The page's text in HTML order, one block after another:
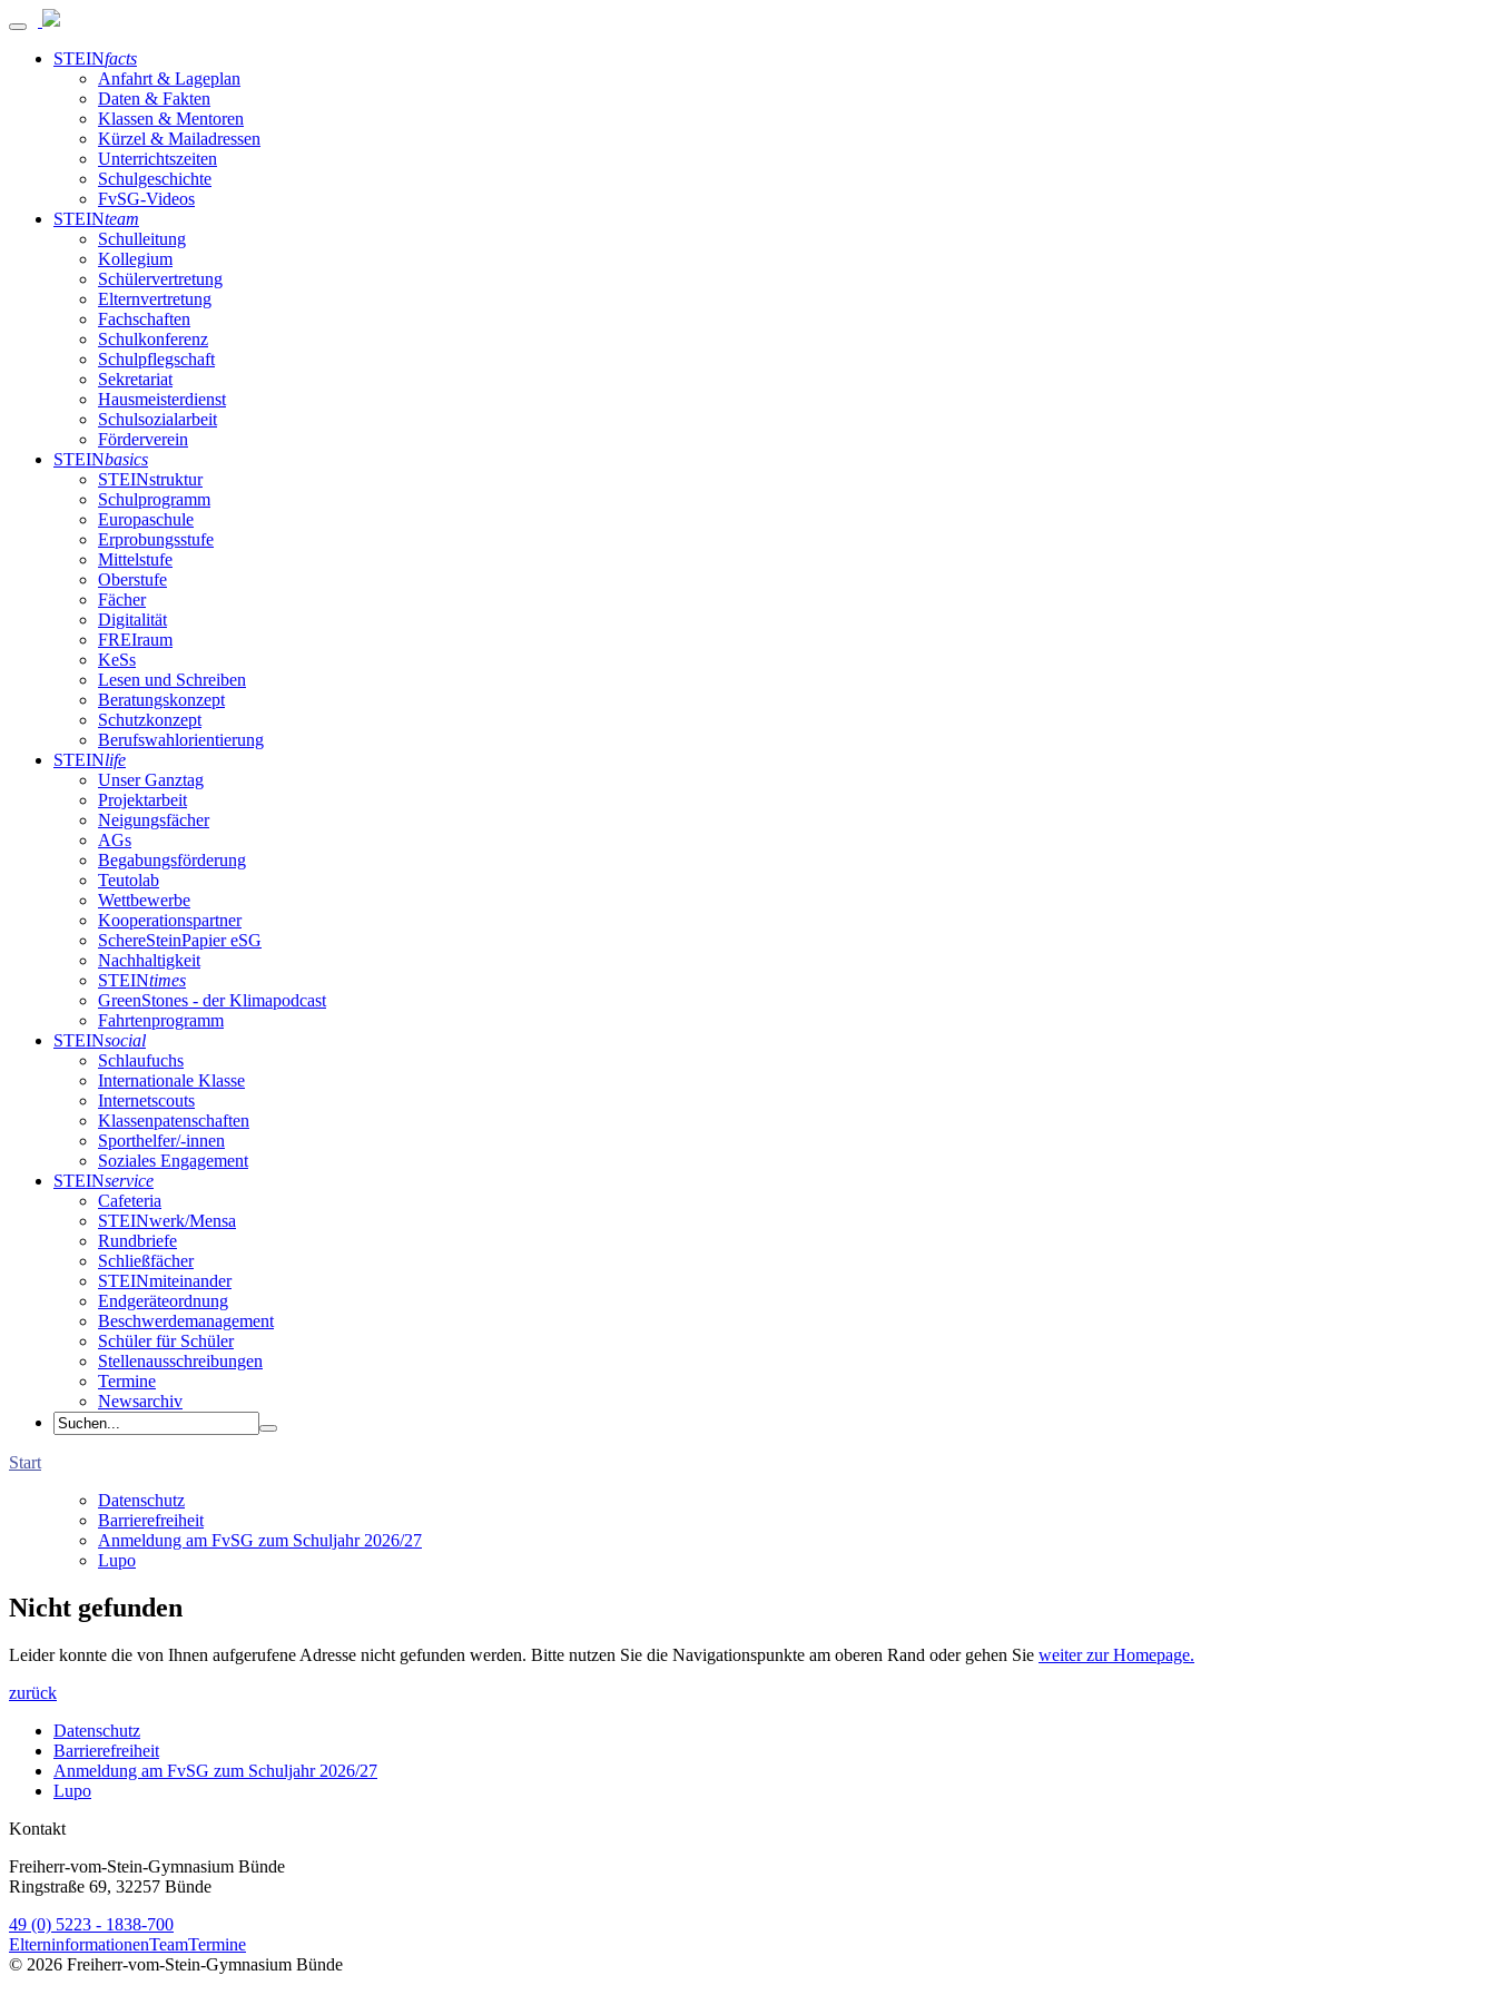
STEINfacts
Anfahrt & Lageplan
Daten & Fakten
Klassen & Mentoren
Kürzel & Mailadressen
Unterrichtszeiten
Schulgeschichte
FvSG-Videos
STEINteam
Schulleitung
Kollegium
Schülervertretung
Elternvertretung
Fachschaften
Schulkonferenz
Schulpflegschaft
Sekretariat
Hausmeisterdienst
Schulsozialarbeit
Förderverein
STEINbasics
STEINstruktur
Schulprogramm
Europaschule
Erprobungsstufe
Mittelstufe
Oberstufe
Fächer
Digitalität
FREIraum
KeSs
Lesen und Schreiben
Beratungskonzept
Schutzkonzept
Berufswahlorientierung
STEINlife
Unser Ganztag
Projektarbeit
Neigungsfächer
AGs
Begabungsförderung
Teutolab
Wettbewerbe
Kooperationspartner
SchereSteinPapier eSG
Nachhaltigkeit
STEINtimes
GreenStones - der Klimapodcast
Fahrtenprogramm
STEINsocial
Schlaufuchs
Internationale Klasse
Internetscouts
Klassenpatenschaften
Sporthelfer/-innen
Soziales Engagement
STEINservice
Cafeteria
STEINwerk/Mensa
Rundbriefe
Schließfächer
STEINmiteinander
Endgeräteordnung
Beschwerdemanagement
Schüler für Schüler
Stellenausschreibungen
Termine
Newsarchiv
Start
Datenschutz
Barrierefreiheit
Anmeldung am FvSG zum Schuljahr 2026/27
Lupo
Nicht gefunden
Leider konnte die von Ihnen aufgerufene Adresse nicht gefunden werden. Bitte nutzen Sie die Navigationspunkte am oberen Rand oder gehen Sie weiter zur Homepage.
zurück
Datenschutz
Barrierefreiheit
Anmeldung am FvSG zum Schuljahr 2026/27
Lupo
Kontakt
Freiherr-vom-Stein-Gymnasium Bünde
Ringstraße 69, 32257 Bünde
49 (0) 5223 - 1838-700
ElterninformationenTeamTermine
© 2026 Freiherr-vom-Stein-Gymnasium Bünde